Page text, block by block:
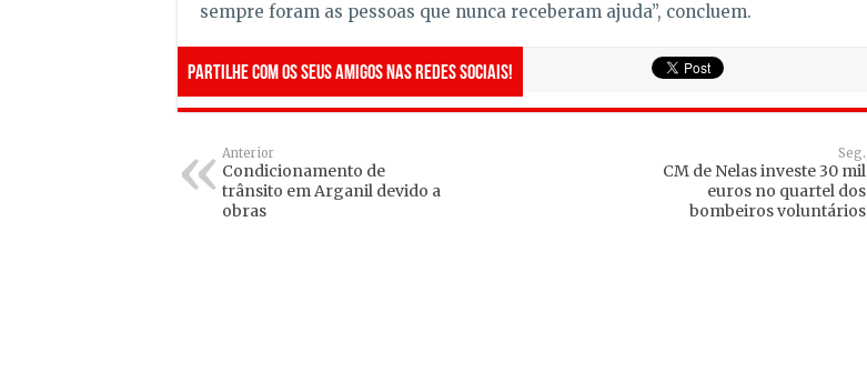
sempre foram as pessoas que nunca receberam ajuda”, concluem.
Partilhe com os seus amigos nas redes sociais!
Anterior
Condicionamento de
trânsito em Arganil devido a
obras
Seg.
CM de Nelas investe 30 mil
euros no quartel dos
bombeiros voluntários